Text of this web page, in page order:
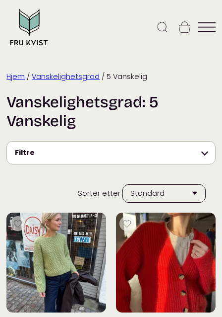
content
Hjem /Vanskelighetsgrad / 5 Vanskelig
Vanskelighetsgrad: 5
Vanskelig
Filtre
Sorter etter